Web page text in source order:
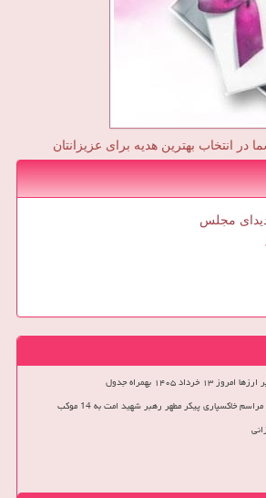
در انتخاب بهترین هدیه برای عزیزانتان
مجلس
۱۴۰۵ بهمراه جدول
خاکسپاری پیکر مطهر رهبر شهید امت به 14 موکب